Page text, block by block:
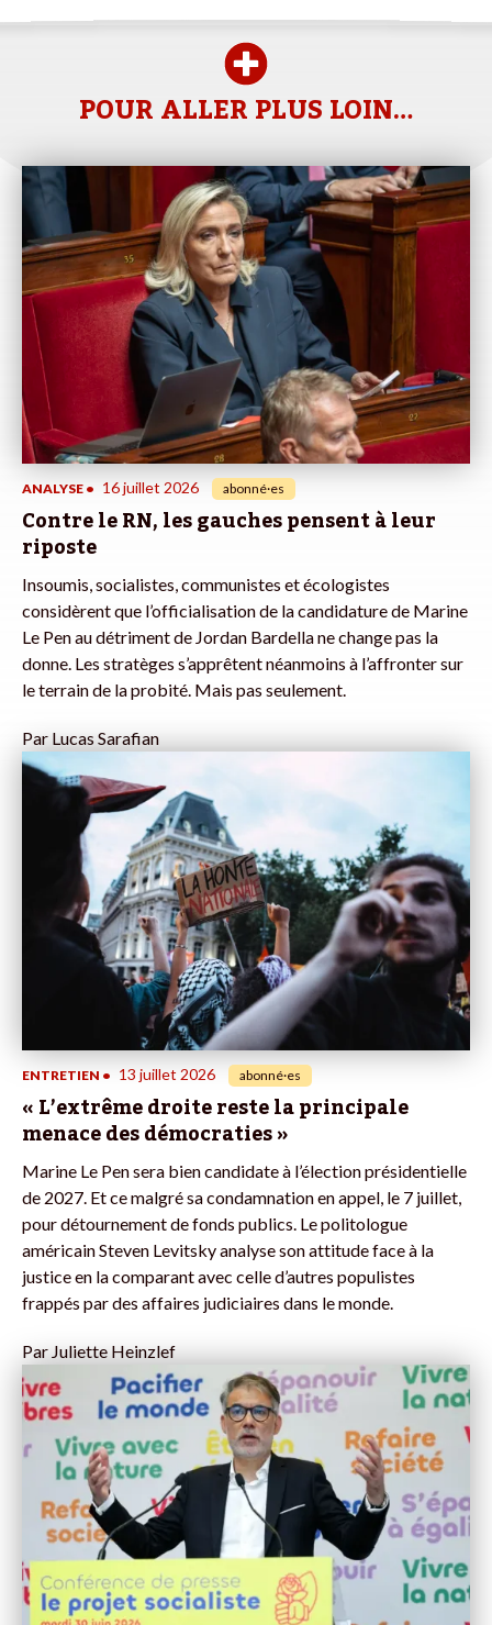
POUR ALLER PLUS LOIN…
ANALYSE • 16 juillet 2026 abonné·es
Contre le RN, les gauches pensent à leur
riposte
Insoumis, socialistes, communistes et écologistes
considèrent que l’officialisation de la candidature de Marine
Le Pen au détriment de Jordan Bardella ne change pas la
donne. Les stratèges s’apprêtent néanmoins à l’affronter sur
le terrain de la probité. Mais pas seulement.
Par Lucas Sarafian
ENTRETIEN • 13 juillet 2026 abonné·es
« L’extrême droite reste la principale
menace des démocraties »
Marine Le Pen sera bien candidate à l’élection présidentielle
de 2027. Et ce malgré sa condamnation en appel, le 7 juillet,
pour détournement de fonds publics. Le politologue
américain Steven Levitsky analyse son attitude face à la
justice en la comparant avec celle d’autres populistes
frappés par des affaires judiciaires dans le monde.
ParJuliette Heinzlef